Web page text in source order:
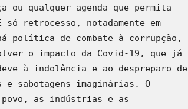
ou qualquer agenda que permita
retrocesso, notadamente em
política de combate à corrupção,
o impacto da Covid-19, que já
à indolência e ao despreparo de
sabotagens imaginárias. O
as indústrias e as